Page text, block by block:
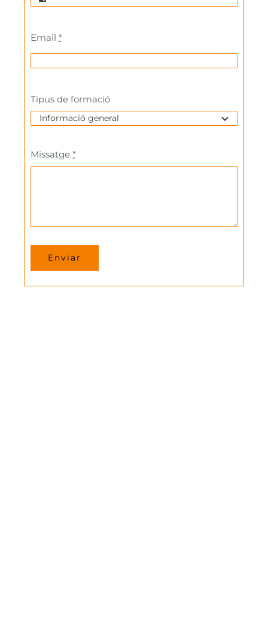
Email *
Tipus de formació
Missatge *
Enviar